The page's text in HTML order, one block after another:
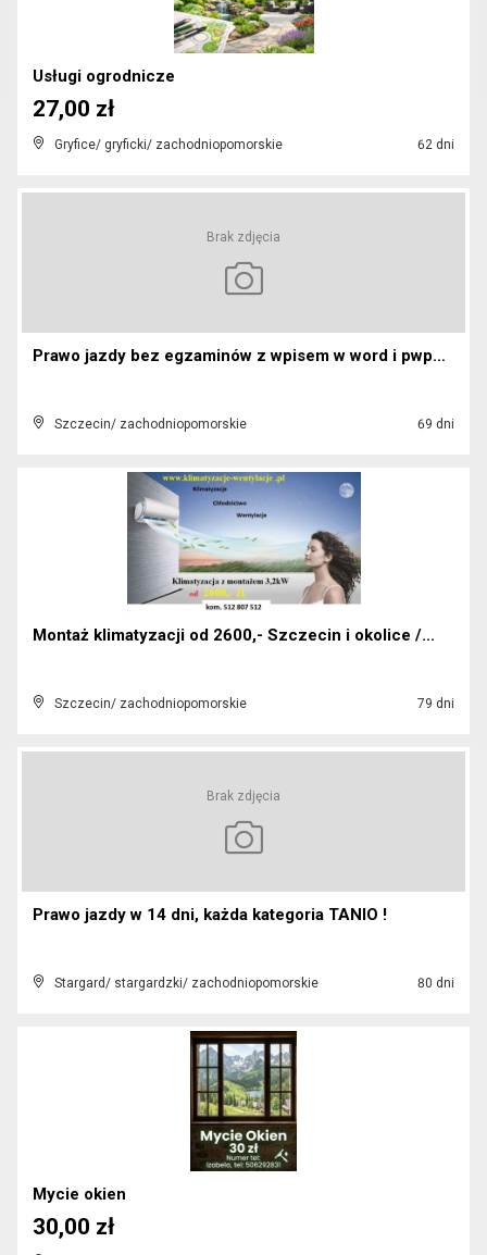
Usługi ogrodnicze
Gryfice/ gryficki/ zachodniopomorskie 62 dni
27,00 zł
Brak zdjęcia
Prawo jazdy bez egzaminów z wpisem w word i pwpw k...
Szczecin/ zachodniopomorskie 69 dni
Montaż klimatyzacji od 2600,- Szczecin i okolice /...
Szczecin/ zachodniopomorskie 79 dni
Brak zdjęcia
Prawo jazdy w 14 dni, każda kategoria TANIO !
Stargard/ stargardzki/ zachodniopomorskie 80 dni
Mycie okien
30,00 zł